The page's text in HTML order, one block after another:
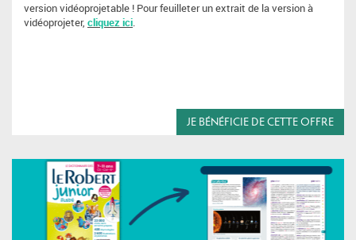
version vidéoprojetable ! Pour feuilleter un extrait de la version à
vidéoprojeter, cliquez ici.
JE BÉNÉFICIE DE CETTE OFFRE